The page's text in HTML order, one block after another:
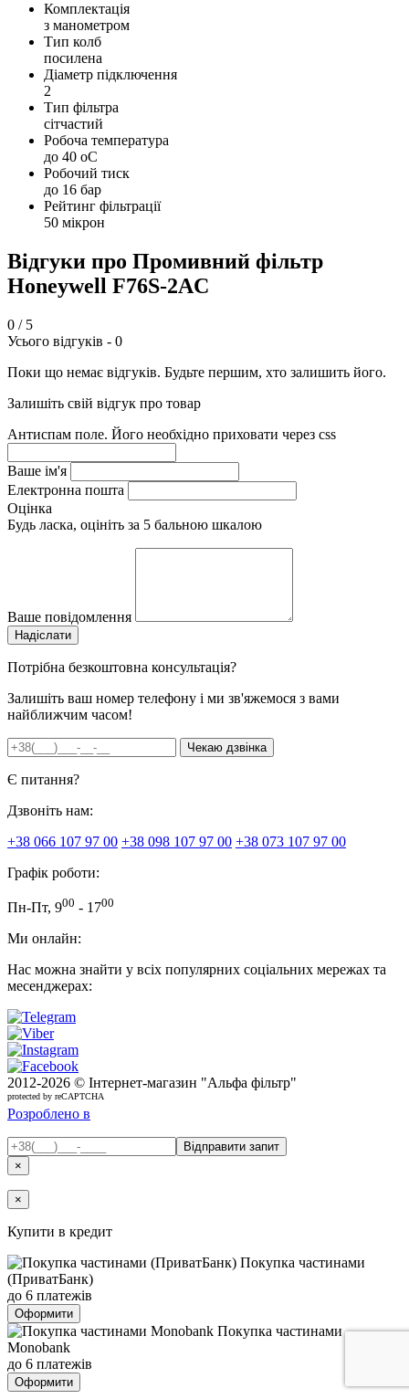
Комплектація
з манометром
Тип колб
посилена
Діаметр підключення
2
Тип фільтра
сітчастий
Робоча температура
до 40 оС
Робочий тиск
до 16 бар
Рейтинг фільтрації
50 мікрон
Відгуки про Промивний фільтр
Honeywell F76S-2АC
0 / 5
Усього відгуків - 0
Поки що немає відгуків. Будьте першим, хто залишить його.
Залишіть свій відгук про товар
Антиспам поле. Його необхідно приховати через css
Ваше ім'я
Електронна пошта
Оцінка
Будь ласка, оцініть за 5 бальною шкалою
Ваше повідомлення
Потрібна безкоштовна консультація?
Залишіть ваш номер телефону і ми зв'яжемося з вами
найближчим часом!
Є питання?
Дзвоніть нам:
+38 066 107 97 00 +38 098 107 97 00 +38 073 107 97 00
Графік роботи:
Пн-Пт, 900 - 1700
Ми онлайн:
Нас можна знайти у всіх популярних соціальних мережах та
месенджерах:
2012-2026 © Інтернет-магазин "Альфа фільтр"
protected by reCAPTCHA
Розроблено в
×
×
Купити в кредит
Покупка частинами
(ПриватБанк)
до 6 платежів
Оформити
Покупка частинами
Monobank
до 6 платежів
Оформити